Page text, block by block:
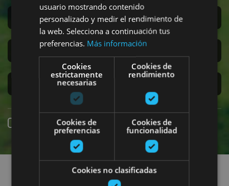
Accesibilidad
Turismo regenerativo
Experiencias exclusivas
Online erreserba
Planak aurkitu
usuario mostrando contenido
personalizado y medir el rendimiento de
la web. Selecciona a continuación tus
preferencias. Más información
Cookies
estrictamente
necesarias
Cookies de
rendimiento
Cookies de
preferencias
Cookies de
funcionalidad
Cookies no clasificadas